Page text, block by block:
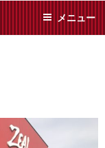
メニュー